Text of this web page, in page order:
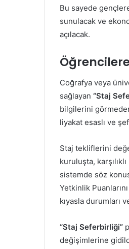
Bu sayede
sunulacak ve
açılacak.
Coğrafya veya
sağlayan “Staj
bilgilerini
liyakat esaslı ve
Staj tekliflerini
kuruluşta,
sistemde söz
Yetkinlik
kıyasla durumları
“Staj Seferbirliği”
değişimlerine